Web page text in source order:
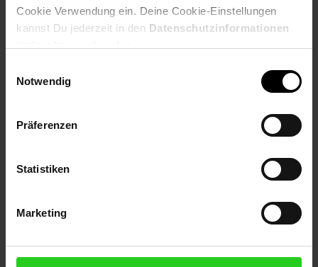
Cookie Verwendung ein. Deine Cookie-Einstellungen
kannst Du jederzeit in den Datenschutzinformationen
Notwendig
Präferenzen
Statistiken
Marketing
Der kleine praktische Helfer für zwischendurch.
Handsauger über langlebige und leistungsstarke Akkus, extra-
lange Laufzeit und kurze Ladezeit. Seine starke
Zyklon-Luftstromsystem zu danken er sorgt für sichtbare
Reinigungsergebnisse.
EAN: 4242005190881
Versandinformationen